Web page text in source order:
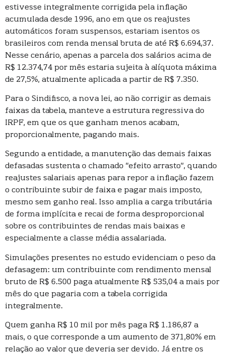
estivesse integralmente corrigida pela inflação
acumulada desde 1996, ano em que os reajustes
automáticos foram suspensos, estariam isentos os
brasileiros com renda mensal bruta de até R$ 6.694,37.
Nesse cenário, apenas a parcela dos salários acima de
R$ 12.374,74 por mês estaria sujeita à alíquota máxima
de 27,5%, atualmente aplicada a partir de R$ 7.350.
Para o Sindifisco, a nova lei, ao não corrigir as demais
faixas da tabela, manteve a estrutura regressiva do
IRPF, em que os que ganham menos acabam,
proporcionalmente, pagando mais.
Segundo a entidade, a manutenção das demais faixas
defasadas sustenta o chamado “efeito arrasto”, quando
reajustes salariais apenas para repor a inflação fazem
o contribuinte subir de faixa e pagar mais imposto,
mesmo sem ganho real. Isso amplia a carga tributária
de forma implícita e recai de forma desproporcional
sobre os contribuintes de rendas mais baixas e
especialmente a classe média assalariada.
Simulações presentes no estudo evidenciam o peso da
defasagem: um contribuinte com rendimento mensal
bruto de R$ 6.500 paga atualmente R$ 535,04 a mais por
mês do que pagaria com a tabela corrigida
integralmente.
Quem ganha R$ 10 mil por mês paga R$ 1.186,87 a
mais, o que corresponde a um aumento de 371,80% em
relação ao valor que deveria ser devido. Já entre os